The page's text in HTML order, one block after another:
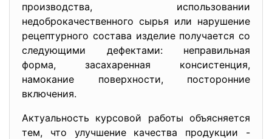
производства, использовании
недоброкачественного сырья или нарушение
рецептурного состава изделие получается со
следующими дефектами: неправильная
форма, засахаренная консистенция,
намокание поверхности, посторонние
включения.
Актуальность курсовой работы объясняется
тем, что улучшение качества продукции -